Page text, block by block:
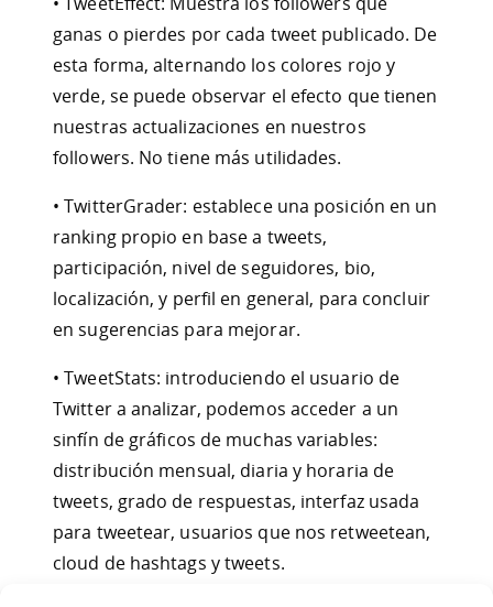
ganas o pierdes por cada tweet publicado. De
esta forma, alternando los colores rojo y
verde, se puede observar el efecto que tienen
nuestras actualizaciones en nuestros
followers. No tiene más utilidades.
• TwitterGrader: establece una posición en un
ranking propio en base a tweets,
participación, nivel de seguidores, bio,
localización, y perfil en general, para concluir
en sugerencias para mejorar.
• TweetStats: introduciendo el usuario de
Twitter a analizar, podemos acceder a un
sinfín de gráficos de muchas variables:
distribución mensual, diaria y horaria de
tweets, grado de respuestas, interfaz usada
para tweetear, usuarios que nos retweetean,
cloud de hashtags y tweets.